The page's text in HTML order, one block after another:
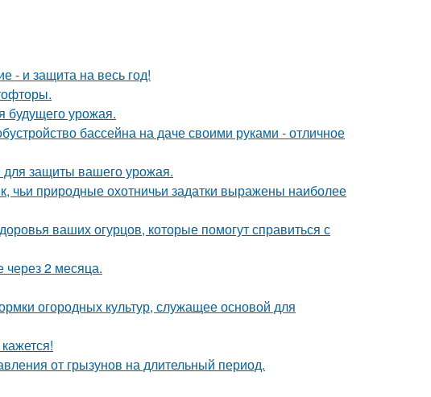
- и защита на весь год!
будущего урожая.
бассейна на даче своими руками - отличное
защиты вашего урожая.
природные охотничьи задатки выражены наиболее
ваших огурцов, которые помогут справиться с
через 2 месяца.
огородных культур, служащее основой для
от грызунов на длительный период.